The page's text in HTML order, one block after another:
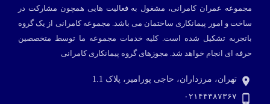
مجموعه عمران کامرانی، مشغول به فعالیت هایی همچون مشارکت در
ساخت و امور پیمانکاری ساختمان می باشد. مجموعه کامرانی از یک گروه
باتجربه تشکیل شده است. کلیه خدمات مجموعه ما توسط متخصصین
حرفه ای انجام خواهد شد. مجوزهای گروه پیمانکاری کامرانی
تهران، مرزداران، حاجی پورامیر، پلاک 1.1
۰۲۱۴۴۳۸۷۳۶۷